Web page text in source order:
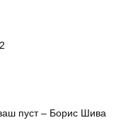
пуст – Борис Шива